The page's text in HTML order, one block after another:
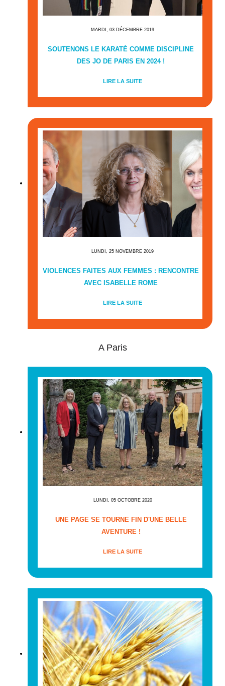
MARDI, 03 DÉCEMBRE 2019
SOUTENONS LE KARATÉ COMME DISCIPLINE
DES JO DE PARIS EN 2024 !
LIRE LA SUITE
LUNDI, 25 NOVEMBRE 2019
VIOLENCES FAITES AUX FEMMES : RENCONTRE
AVEC ISABELLE ROME
LIRE LA SUITE
A Paris
LUNDI, 05 OCTOBRE 2020
UNE PAGE SE TOURNE FIN D'UNE BELLE
AVENTURE !
LIRE LA SUITE